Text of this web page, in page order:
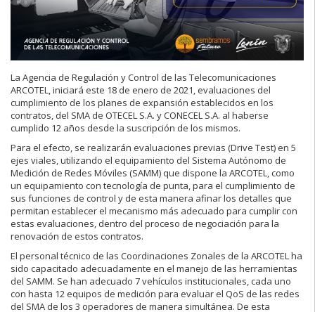
La Agencia de Regulación y Control de las Telecomunicaciones
ARCOTEL, iniciará este 18 de enero de 2021, evaluaciones del
cumplimiento de los planes de expansión establecidos en los
contratos, del SMA de OTECEL S.A. y CONECEL S.A. al haberse
cumplido 12 años desde la suscripción de los mismos.
Para el efecto, se realizarán evaluaciones previas (Drive Test) en 5
ejes viales, utilizando el equipamiento del Sistema Autónomo de
Medición de Redes Móviles (SAMM) que dispone la ARCOTEL, como
un equipamiento con tecnología de punta, para el cumplimiento de
sus funciones de control y de esta manera afinar los detalles que
permitan establecer el mecanismo más adecuado para cumplir con
estas evaluaciones, dentro del proceso de negociación para la
renovación de estos contratos.
El personal técnico de las Coordinaciones Zonales de la ARCOTEL ha
sido capacitado adecuadamente en el manejo de las herramientas
del SAMM. Se han adecuado 7 vehículos institucionales, cada uno
con hasta 12 equipos de medición para evaluar el QoS de las redes
del SMA de los 3 operadores de manera simultánea. De esta